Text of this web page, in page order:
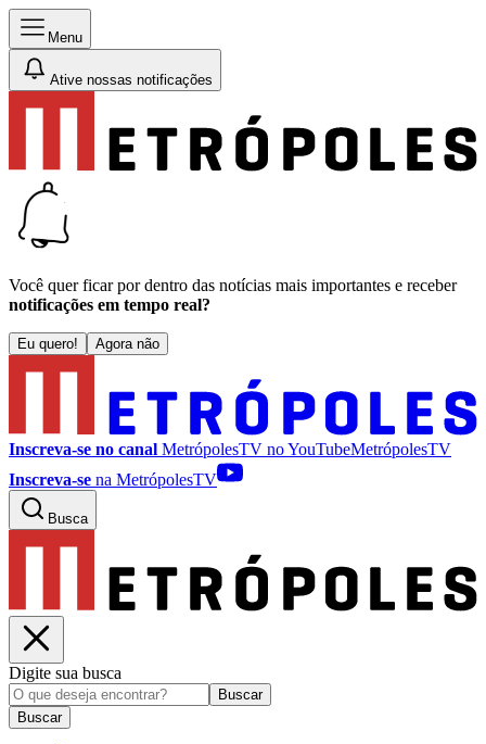
Menu
Ative nossas notificações
Você quer ficar por dentro das notícias mais importantes e receber
notificações em tempo real?
Eu quero! Agora não
Inscreva-se no canal MetrópolesTV noYouTubeMetrópolesTV
Inscreva-se na MetrópolesTV
Busca
Digite sua busca
Buscar
Buscar